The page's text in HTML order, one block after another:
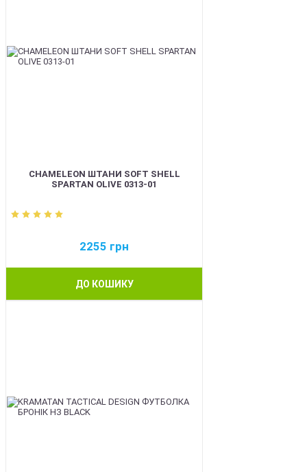
CHAMELEON ШТАНИ SOFT SHELL
SPARTAN OLIVE 0313-01
2255 грн
ДО КОШИКУ